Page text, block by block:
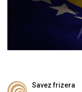
Savez frizera